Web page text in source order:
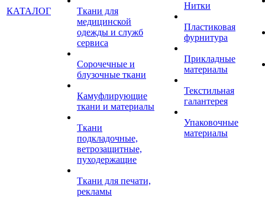
КАТАЛОГ
Ткани для
медицинской
одежды и служб
сервиса
Сорочечные и
блузочные ткани
Камуфлирующие
ткани и материалы
Ткани
подкладочные,
ветрозащитные,
пуходержащие
Ткани для печати,
рекламы
Нитки
Пластиковая
фурнитура
Прикладные
материалы
Текстильная
галантерея
Упаковочные
материалы